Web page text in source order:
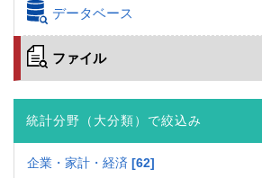
データベース
ファイル
統計分野（大分類）で絞込み
企業・家計・経済 62